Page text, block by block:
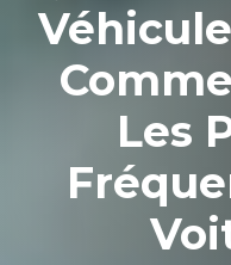
Les